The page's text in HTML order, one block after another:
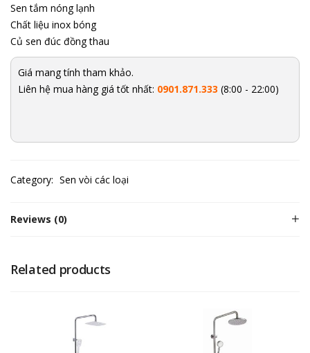
Sen tắm nóng lạnh
Chất liệu inox bóng
Củ sen đúc đồng thau
Giá mang tính tham khảo.
Liên hệ mua hàng giá tốt nhất: 0901.871.333 (8:00 - 22:00)
Category: Sen vòi các loại
Reviews (0)
Related products